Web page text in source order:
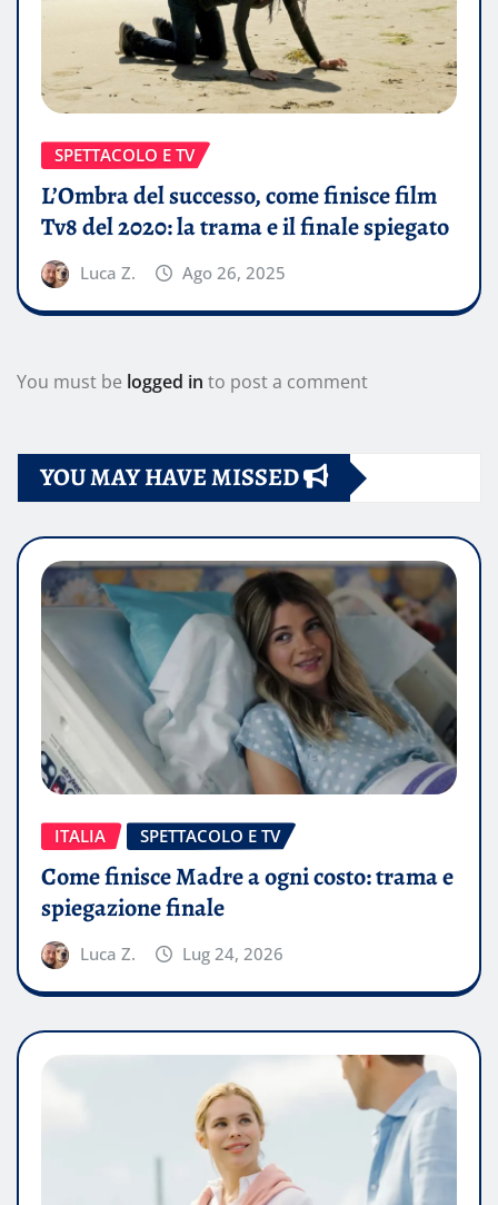
SPETTACOLO E TV
L’Ombra del successo, come finisce film
Tv8 del 2020: la trama e il finale spiegato
Luca Z. Ago 26, 2025
You must be logged in to post a comment
YOU MAY HAVE MISSED
ITALIA SPETTACOLO E TV
Come finisce Madre a ogni costo: trama e
spiegazione finale
Luca Z. Lug 24, 2026